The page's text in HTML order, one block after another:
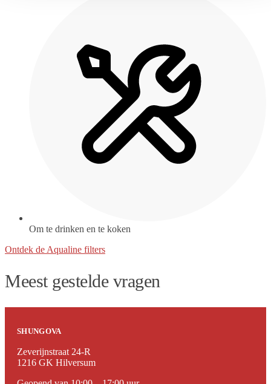
Om te drinken en te koken
Ontdek de Aqualine filters
Meest gestelde vragen
SHUNGOVA
Zeverijnstraat 24-R
1216 GK Hilversum